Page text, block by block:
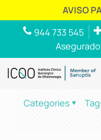
AVISO
944 733 545
Categories